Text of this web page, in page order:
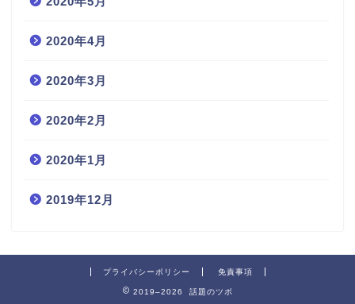
2020年4月
2020年3月
2020年2月
2020年1月
2019年12月
プライバシーポリシー 免責事項
2019–2026 話題のツボ